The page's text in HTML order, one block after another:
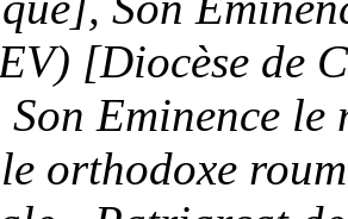
) [Diocèse de
Son Eminence le
orthodoxe